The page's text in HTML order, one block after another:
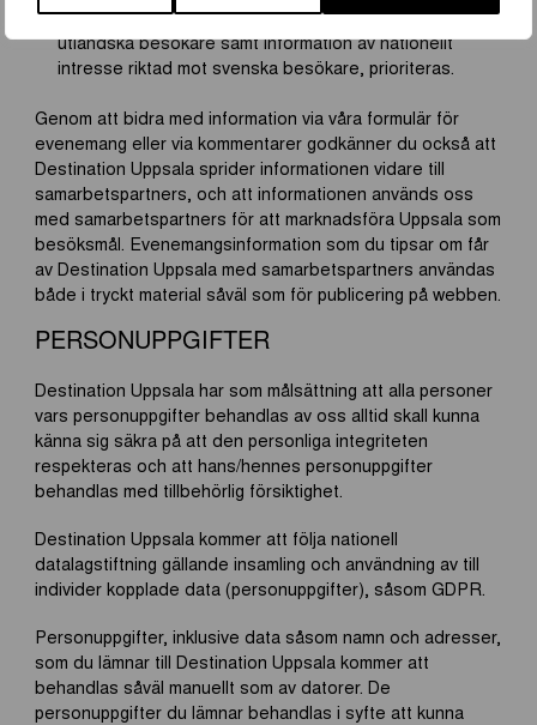
Information av internationellt intresse riktad mot
utländska besökare samt information av nationellt
intresse riktad mot svenska besökare, prioriteras.
Genom att bidra med information via våra formulär för
evenemang eller via kommentarer godkänner du också att
Destination Uppsala sprider informationen vidare till
samarbetspartners, och att informationen används oss
med samarbetspartners för att marknadsföra Uppsala som
besöksmål. Evenemangsinformation som du tipsar om får
av Destination Uppsala med samarbetspartners användas
både i tryckt material såväl som för publicering på webben.
PERSONUPPGIFTER
Destination Uppsala har som målsättning att alla personer
vars personuppgifter behandlas av oss alltid skall kunna
känna sig säkra på att den personliga integriteten
respekteras och att hans/hennes personuppgifter
behandlas med tillbehörlig försiktighet.
Destination Uppsala kommer att följa nationell
datalagstiftning gällande insamling och användning av till
individer kopplade data (personuppgifter), såsom GDPR.
Personuppgifter, inklusive data såsom namn och adresser,
som du lämnar till Destination Uppsala kommer att
behandlas såväl manuellt som av datorer. De
personuppgifter du lämnar behandlas i syfte att kunna